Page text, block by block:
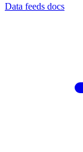
Data feeds docs